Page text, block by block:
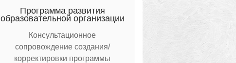
Программа развития
образовательной организации
Консультационное
сопровождение создания/
корректировки программы